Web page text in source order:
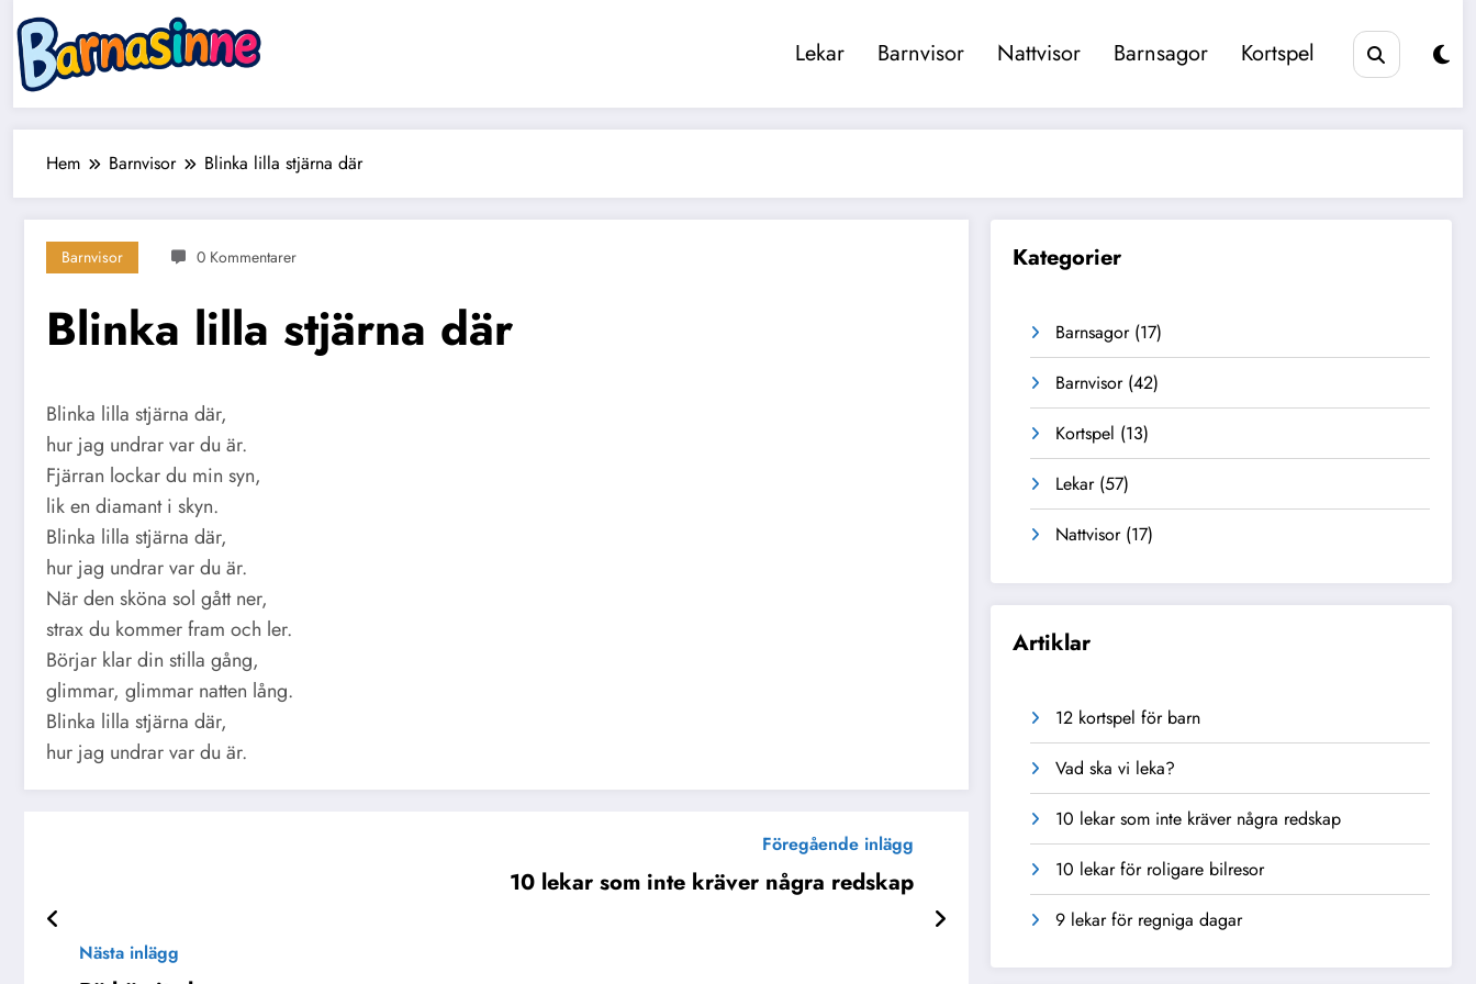
Hoppa
innehåll
Lekar Barnvisor Nattvisor Barnsagor Kortspel
Hem Barnvisor Blinka lilla stjärna där
Barnvisor 0 Kommentarer
Blinka lilla stjärna där
Blinka lilla stjärna där,
hur jag undrar var du är.
Fjärran lockar du min syn,
lik en diamant i skyn.
Blinka lilla stjärna där,
hur jag undrar var du är.
När den sköna sol gått ner,
strax du kommer fram och ler.
Börjar klar din stilla gång,
glimmar, glimmar natten lång.
Blinka lilla stjärna där,
hur jag undrar var du är.
Föregående inlägg
10 lekar som inte kräver några redskap
Nästa inlägg
Kategorier
Barnsagor(17)
Barnvisor(42)
Kortspel (13)
Lekar(57)
Nattvisor(17)
Artiklar
12 kortspel för barn
Vad ska vi leka?
10 lekar som inte kräver några redskap
10 lekar för roligare bilresor
9 lekar för regniga dagar